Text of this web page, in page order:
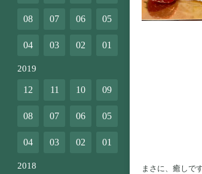
まさに、癒しで
08 07 06 05
04 03 02 01
2019
12 11 10 09
08 07 06 05
04 03 02 01
2018